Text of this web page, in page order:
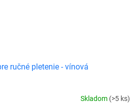
ručné pletenie - vínová
Skladom (>5 ks)